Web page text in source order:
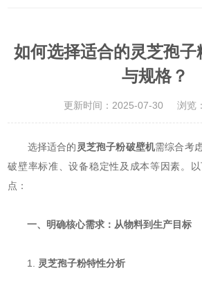
如何选择适合的灵芝孢子
与规格？
更新时间：2025-07-30 浏览
选择适合的灵芝孢子粉破壁机需综合考
破壁率标准、设备稳定性及成本等因素。
点：
​​一、明确核心需求：从物料到生产目标​
1. ​ ​灵芝孢子粉特性分析​